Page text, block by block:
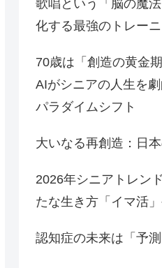
歌唱という「脳の魔
化する最強のトレー
70歳は「創造の黄金
AIがシニアの人生を
パラダイムシフト
大いなる再創造：日
2026年シニアトレン
たな生き方「イマ活
認知症の未来は「予